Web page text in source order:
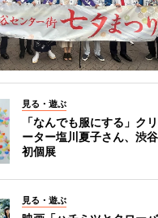
見る・遊ぶ
「なんでも服にする」ク
ーター塩川夏子さん、渋
初個展
見る・遊ぶ